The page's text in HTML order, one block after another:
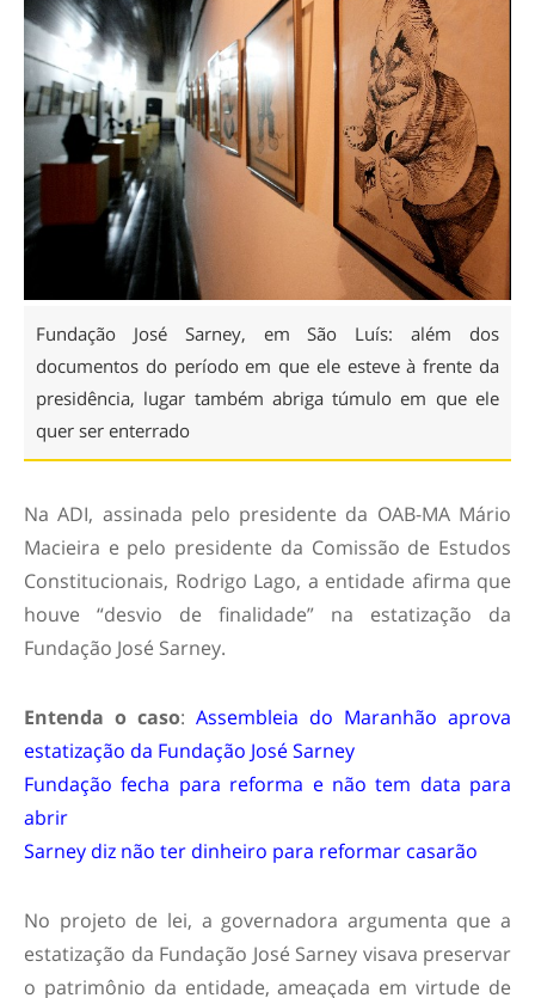
Fundação José Sarney, em São Luís: além dos
documentos do período em que ele esteve à frente da
presidência, lugar também abriga túmulo em que ele
quer ser enterrado
Na ADI, assinada pelo presidente da OAB-MA Mário
Macieira e pelo presidente da Comissão de Estudos
Constitucionais, Rodrigo Lago, a entidade afirma que
houve “desvio de finalidade” na estatização da
Fundação José Sarney.
Entenda o caso: Assembleia do Maranhão aprova
estatização da Fundação José Sarney
Fundação fecha para reforma e não tem data para
abrir
Sarney diz não ter dinheiro para reformar casarão
No projeto de lei, a governadora argumenta que a
estatização da Fundação José Sarney visava preservar
o patrimônio da entidade, ameaçada em virtude de